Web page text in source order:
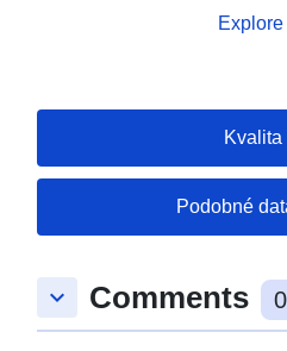
Kvalita
Podobné
keyboard_arrow_down Comments 0